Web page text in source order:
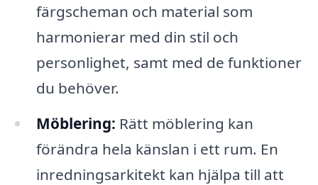
färgscheman och material som
harmonierar med din stil och
personlighet, samt med de funktioner
du behöver.
Möblering: Rätt möblering kan
förändra hela känslan i ett rum. En
inredningsarkitekt kan hjälpa till att